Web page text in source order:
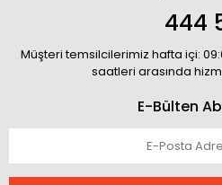
444
Müşteri temsilcilerimiz hafta içi:
saatleri arasında
E-Bülten